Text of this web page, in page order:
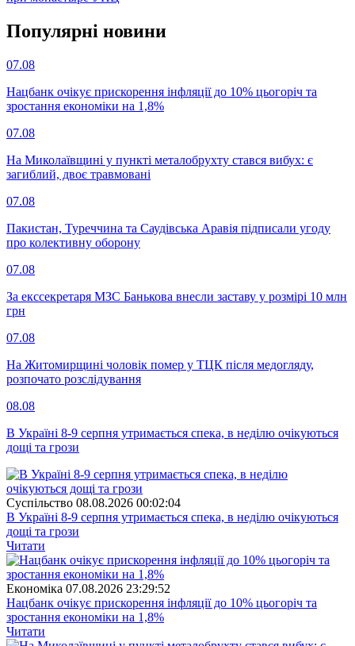
Популярнi новини
07.08
Нацбанк очікує прискорення інфляції до 10% цьогоріч та
зростання економіки на 1,8%
07.08
На Миколаївщині у пункті металобрухту стався вибух: є
загиблий, двоє травмовані
07.08
Пакистан, Туреччина та Саудівська Аравія підписали угоду
про колективну оборону
07.08
За екссекретаря МЗС Банькова внесли заставу у розмірі 10 млн
грн
07.08
На Житомирщині чоловік помер у ТЦК після медогляду,
розпочато розслідування
08.08
В Україні 8-9 серпня утримається спека, в неділю очікуються
дощі та грози
Суспiльство 08.08.2026 00:02:04
В Україні 8-9 серпня утримається спека, в неділю очікуються
дощі та грози
Читати
Економіка 07.08.2026 23:29:52
Нацбанк очікує прискорення інфляції до 10% цьогоріч та
зростання економіки на 1,8%
Читати